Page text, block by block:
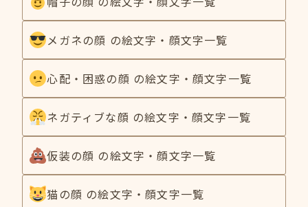
メガネの顔 の絵文字・顔文字一覧
心配・困惑の顔 の絵文字・顔文字一覧
ネガティブな顔 の絵文字・顔文字一覧
仮装の顔 の絵文字・顔文字一覧
猫の顔 の絵文字・顔文字一覧